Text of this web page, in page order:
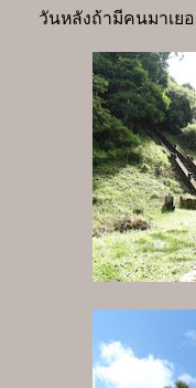
วันหลังถ้ามีคนมาเย